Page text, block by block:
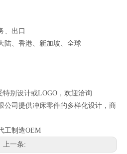
、出口
陆、香港、新加坡、全球
别设计或LOGO，欢迎洽询
公司提供冲床零件的多样化设计，商
工制造OEM
上一条: